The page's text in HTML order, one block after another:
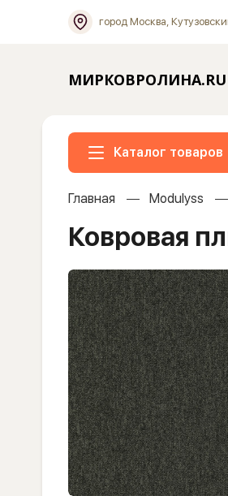
город Москва,
МИРКОВРОЛИНА.RU
Каталог товаров
Главная Modulyss
Ковровая